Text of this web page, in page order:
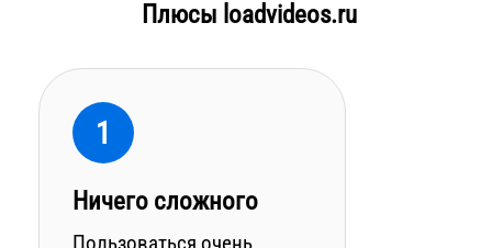
Плюсы loadvideos.ru
1
Ничего сложного